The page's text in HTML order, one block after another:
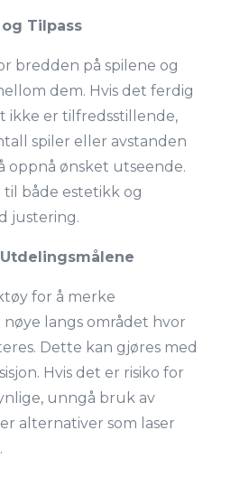
Tilpass
bredden på spilene og
dem. Hvis det ferdig
ikke er tilfredsstillende,
spiler eller avstanden
oppnå ønsket utseende.
til både estetikk og
justering.
for å merke
langs området hvor
Dette kan gjøres med
Hvis det er risiko for
unngå bruk av
alternativer som laser